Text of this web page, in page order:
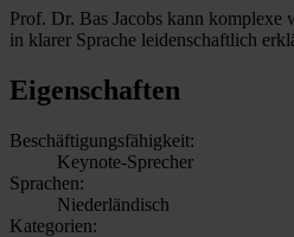
Prof. Dr. Bas Jacobs kann komplexe
in klarer Sprache leidenschaftlich
Eigenschaften
Beschäftigungsfähigkeit:
Keynote-Sprecher
Sprachen:
Niederländisch
Kategorien: